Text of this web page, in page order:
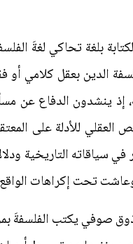
بلغة تحاكي لغةَ
الدين بعقل كلامي أو
ينشدون الدفاع عن
العقلي للأدلة على
سياقاته التاريخية
وعاشت تحت إكراهات
وذوق صوفي يكتب